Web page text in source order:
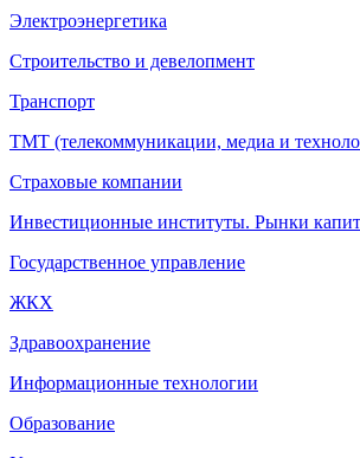
Электроэнергетика
Строительство и девелопмент
Транспорт
ТМТ (телекоммуникации, медиа и
Страховые компании
Инвестиционные институты. Рынки
Государственное управление
ЖКХ
Здравоохранение
Информационные технологии
Образование